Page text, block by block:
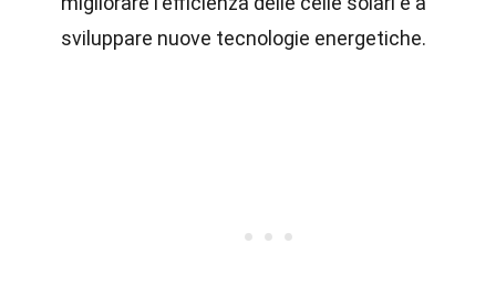
sviluppare nuove tecnologie energetiche.